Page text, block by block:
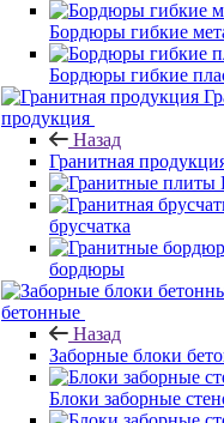
Бордюры гибкие
Бордюры гибкие
продукция
Назад
Гранитная
брусчатка
бордюры
бетонные
Назад
Заборные блоки
Блоки заборные